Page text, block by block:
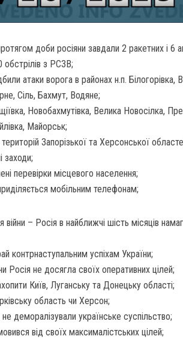
доби росіяни завдали 2 ракетних і 6
обстрілів з РСЗВ;
атаки ворога в районах н.п. Білогорівка,
Сіль, Бахмут, Водяне;
Новобахмутівка, Велика Новосілка,
Майорськ;
Запорізької та Херсонської
заходи;
перевірки місцевого населення;
мобільним телефонам;
війни – Росія в найближчі шість місяців
контрнаступальним успіхам України;
Росія не досягла своїх оперативних цілей;
Київ, Луганську та Донецьку області;
область чи Херсон;
деморалізували українське суспільство;
від своїх максималістських цілей;